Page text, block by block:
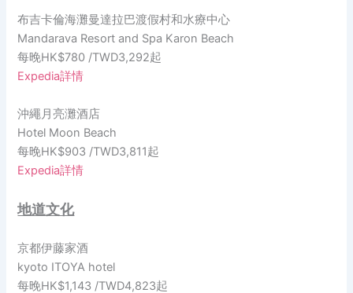
布吉卡倫海灘曼達拉巴渡假村和水療中心
Mandarava Resort and Spa Karon Beach
每晚HK$780 /TWD3,292起
Expedia詳情
沖繩月亮灘酒店
Hotel Moon Beach
每晚HK$903 /TWD3,811起
Expedia詳情
地道文化
京都伊藤家酒
kyoto ITOYA hotel
每晚HK$1,143 /TWD4,823起